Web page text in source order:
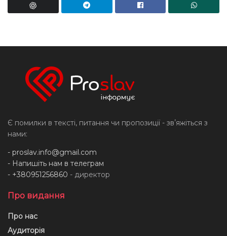
Є помилки в тексті, питання чи пропозиції - звʼяжіться з
нами:
- proslav.info@gmail.com
- Напишіть нам в телеграм
- +380951256860 - директор
Про видання
Про нас
Аудиторія